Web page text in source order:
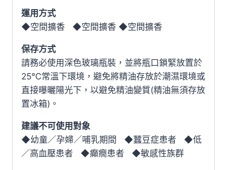
運用方式
◆空間擴香 ◆空間擴香 ◆空間擴香
保存方式
請務必使用深色玻璃瓶裝，並將瓶口鎖緊放置於
25℃常溫下環境，避免將精油存放於潮濕環境或
直接曝曬陽光下，以避免精油變質(精油無須存放
置冰箱)。
建議不可使用對象
◆幼童／孕婦／哺乳期間 ◆蠶豆症患者 ◆低
／高血壓患者 ◆癲癇患者 ◆敏感性族群